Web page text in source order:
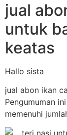
jual
untuk
keatas
Hallo sista
jual abon ikan
Pengumuman
memenuhi